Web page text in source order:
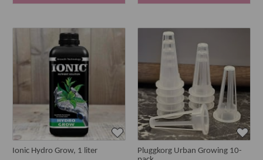
Ionic Hydro Grow, 1 liter
Pluggkorg Urban Growing 10-